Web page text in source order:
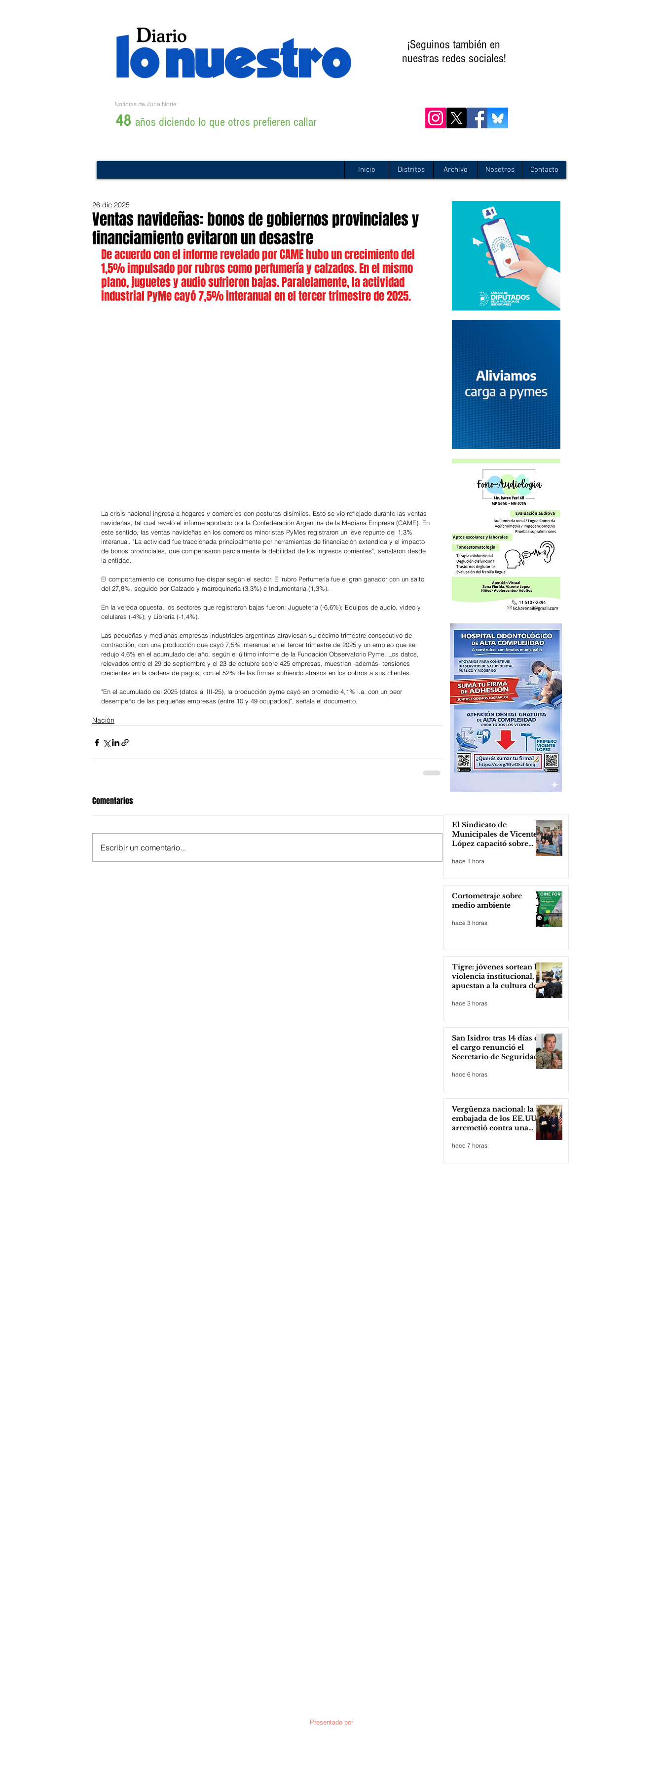
¡Seguinos también en
nuestras redes sociales!
Noticias de Zona Norte
48 años diciendo lo que otros prefieren callar
Inicio Distritos Archivo Nosotros Contacto
Ventas navideñas: bonos de gobiernos provinciales y
financiamiento evitaron un desastre
26 dic 2025
De acuerdo con el informe revelado por CAME hubo un crecimiento del
1,5% impulsado por rubros como perfumería y calzados. En el mismo
plano, juguetes y audio sufrieron bajas. Paralelamente, la actividad
industrial PyMe cayó 7,5% interanual en el tercer trimestre de 2025.
La crisis nacional ingresa a hogares y comercios con posturas disímiles. Esto se vio reflejado durante las ventas
navideñas, tal cual reveló el informe aportado por la Confederación Argentina de la Mediana Empresa (CAME). En
este sentido, las ventas navideñas en los comercios minoristas PyMes registraron un leve repunte del 1,3%
interanual. "La actividad fue traccionada principalmente por herramientas de financiación extendida y el impacto
de bonos provinciales, que compensaron parcialmente la debilidad de los ingresos corrientes", señalaron desde
la entidad.
El comportamiento del consumo fue dispar según el sector. El rubro Perfumería fue el gran ganador con un salto
del 27,8%, seguido por Calzado y marroquinería (3,3%) e Indumentaria (1,3%).
En la vereda opuesta, los sectores que registraron bajas fueron: Juguetería (-6,6%); Equipos de audio, video y
celulares (-4%); y Librería (-1,4%).
Las pequeñas y medianas empresas industriales argentinas atraviesan su décimo trimestre consecutivo de
contracción, con una producción que cayó 7,5% interanual en el tercer trimestre de 2025 y un empleo que se
redujo 4,6% en el acumulado del año, según el último informe de la Fundación Observatorio Pyme. Los datos,
relevados entre el 29 de septiembre y el 23 de octubre sobre 425 empresas, muestran -además- tensiones
crecientes en la cadena de pagos, con el 52% de las firmas sufriendo atrasos en los cobros a sus clientes.
"En el acumulado del 2025 (datos al III-25), la producción pyme cayó en promedio 4,1% i.a. con un peor
desempeño de las pequeñas empresas (entre 10 y 49 ocupados)", señala el documento.
Nación
Comentarios
Escribir un comentario...
El Sindicato de
Municipales de Vicente
López capacitó sobre
hace 1 hora
Cortometraje sobre
medio ambiente
hace 3 horas
Tigre: jóvenes sortean la
violencia institucional,
apuestan a la cultura del
hace 3 horas
San Isidro: tras 14 días en
el cargo renunció el
Secretario de Seguridad
hace 6 horas
Vergüenza nacional: la
embajada de los EE.UU
arremetió contra una
hace 7 horas
Presentado por